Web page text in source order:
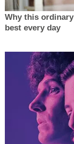
Why this
best every day